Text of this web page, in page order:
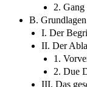
2.
B. Grundlagen
I. Der
II. Der
1.
2. Due
III. Das